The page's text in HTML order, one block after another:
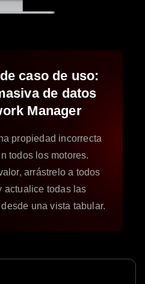
caso de uso:
de datos
Manager
propiedad incorrecta
todos los motores.
arrástrelo a todos
actualice todas las
una vista tabular.